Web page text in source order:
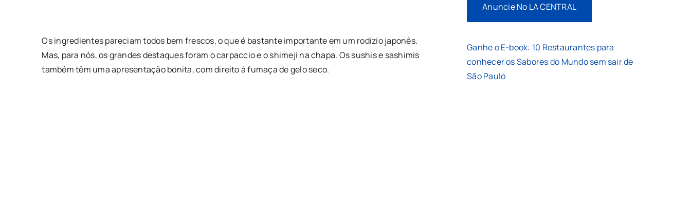
Os ingredientes pareciam todos bem frescos, o que é bastante importante em um rodízio japonês.
Mas, para nós, os grandes destaques foram o carpaccio e o shimeji na chapa. Os sushis e sashimis
também têm uma apresentação bonita, com direito à fumaça de gelo seco.
Anuncie No LA CENTRAL
Ganhe o E-book: 10 Restaurantes para
conhecer os Sabores do Mundo sem sair de
São Paulo